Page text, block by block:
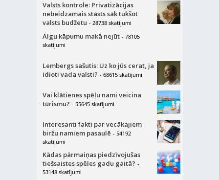
Valsts kontrole: Privatizācijas
nebeidzamais stāsts sāk tukšot
valsts budžetu - 28738 skatījumi
Algu kāpumu makā nejūt - 78105
skatījumi
Lembergs sašutis: Uz ko jūs cerat, ja
idioti vada valsti? - 68615 skatījumi
Vai klātienes spēļu nami veicina
tūrismu? - 55645 skatījumi
Interesanti fakti par vecākajiem
biržu namiem pasaulē - 54192
skatījumi
Kādas pārmaiņas piedzīvojušas
tiešsaistes spēles gadu gaitā? -
53148 skatījumi